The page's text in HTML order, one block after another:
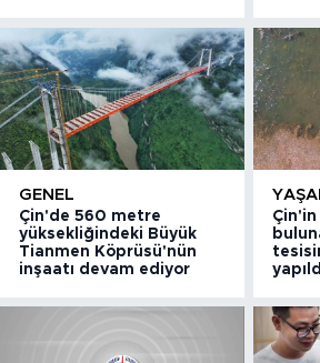
GENEL
Çin'de 560 metre
yüksekliğindeki Büyük
Tianmen Köprüsü'nün
inşaatı devam ediyor